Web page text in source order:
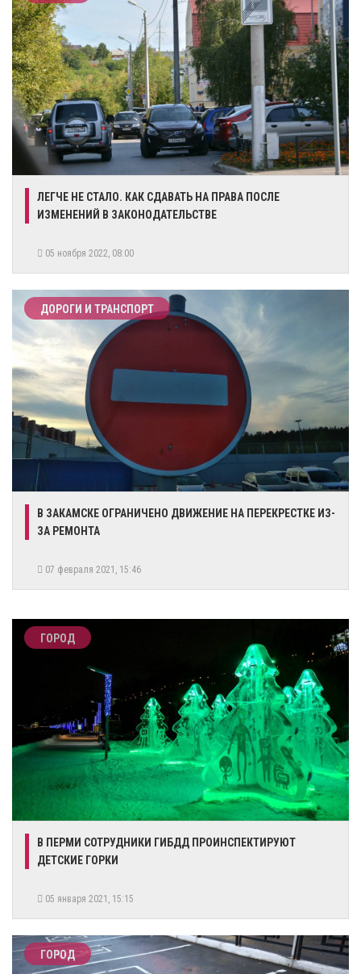
​ЛЕГЧЕ НЕ СТАЛО. КАК СДАВАТЬ НА ПРАВА ПОСЛЕ
ИЗМЕНЕНИЙ В ЗАКОНОДАТЕЛЬСТВЕ
05 ноября 2022, 08:00
ДОРОГИ И ТРАНСПОРТ
​В ЗАКАМСКЕ ОГРАНИЧЕНО ДВИЖЕНИЕ НА ПЕРЕКРЕСТКЕ ИЗ-
ЗА РЕМОНТА
07 февраля 2021, 15:46
ГОРОД
​В ПЕРМИ СОТРУДНИКИ ГИБДД ПРОИНСПЕКТИРУЮТ
ДЕТСКИЕ ГОРКИ
05 января 2021, 15:15
ГОРОД